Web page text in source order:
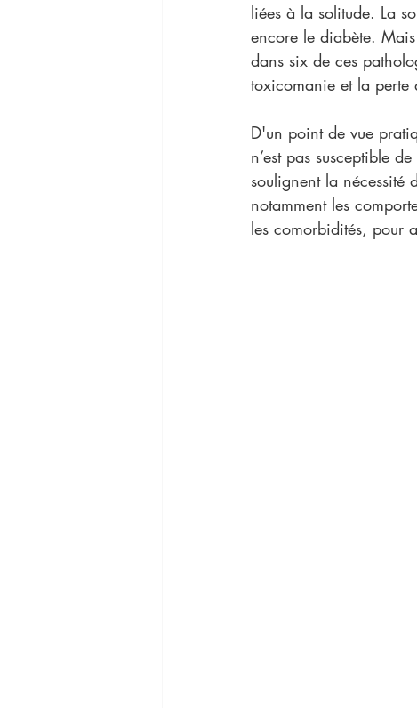
liées à la solitude. La
encore le diabète.
dans six de ces
toxicomanie et la perte
D'un point de vue
n’est pas susceptible
soulignent la nécessité
notamment les
les comorbidités, pour